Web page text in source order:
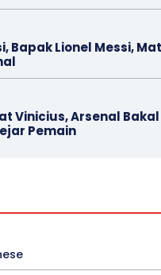
Bapak Lionel Messi,
Vinicius, Arsenal Bakal
Pemain